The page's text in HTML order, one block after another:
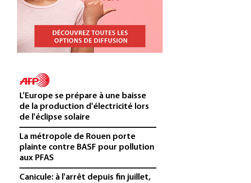
L'Europe se prépare à une baisse
de la production d'électricité lors
de l'éclipse solaire
La métropole de Rouen porte
plainte contre BASF pour pollution
aux PFAS
Canicule: à l'arrêt depuis fin juillet,